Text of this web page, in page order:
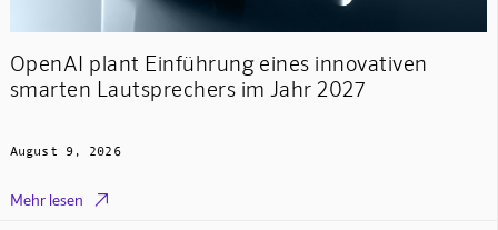
OpenAI plant Einführung eines innovativen
smarten Lautsprechers im Jahr 2027
August 9, 2026
Mehr lesen 